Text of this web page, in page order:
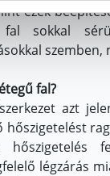
ezek
sokkal
szemben,
fal?
azt
hőszigetelést
hőszigetelés
légzárás